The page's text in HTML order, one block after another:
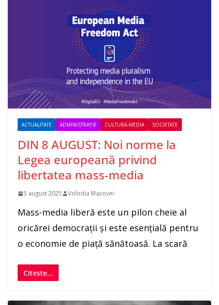
ACTUALITATE ADMINISTRAȚIE CULTURĂ-MEDIA SOCIETATE
DIN 8 AUGUST: Noi norme la
Legea europeană privind
libertatea mass-media
5 august 2025 Volodia Macovei
Mass-media liberă este un pilon cheie al
oricărei democrații și este esențială pentru
o economie de piață sănătoasă. La scară
Citeste...